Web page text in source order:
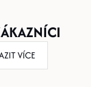
VÍCE